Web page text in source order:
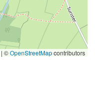
| ©OpenStreetMapcontributors